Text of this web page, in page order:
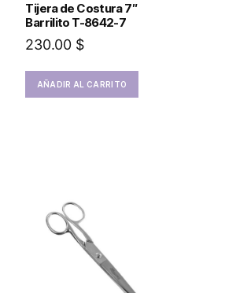
Tijera de Costura 7″
Barrilito T-8642-7
230.00 $
AÑADIR AL CARRITO